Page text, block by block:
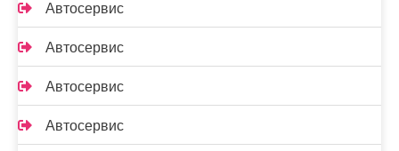
Автосервис
Автосервис
Автосервис
Автосервис